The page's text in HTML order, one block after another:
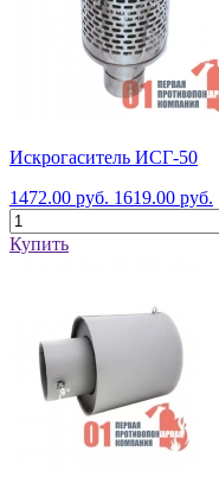
Искрогаситель ИСГ-50
1472.00 руб. 1619.00 руб.
Купить